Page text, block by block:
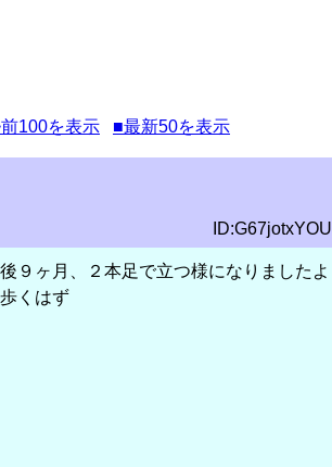
100を表示 ■最新50を表示
ID:G67jotxYOU
９ヶ月、２本足で立つ様になりましたよ
くはず